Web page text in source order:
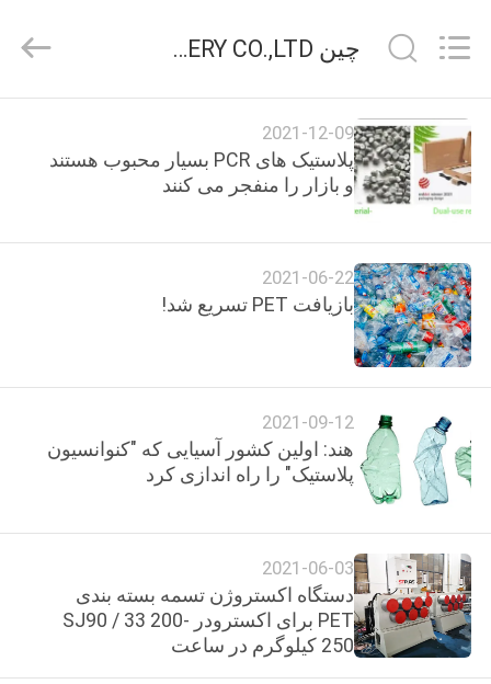
صفحه
اصلی
محصولات
فیلم
های
ما
کارخانه
کنترل
کیفیت
MACHINERY
CO.,LTD.
Reserved.
چین SUZHOU STPLAS MACHINERY CO.,LTD اخبار شرکت
2021-12-09
پلاستیک های PCR بسیار محبوب هستند
و بازار را منفجر می کنند
2021-06-22
بازیافت PET تسریع شد!
2021-09-12
هند: اولین کشور آسیایی که "کنوانسیون
پلاستیک" را راه اندازی کرد
2021-06-03
دستگاه اکستروژن تسمه بسته بندی
PET برای اکسترودر SJ90 / 33 200-
250 کیلوگرم در ساعت